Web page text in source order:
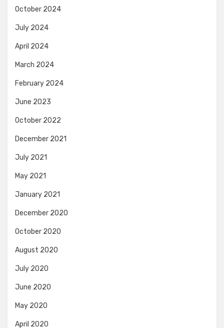
October 2024
July 2024
April 2024
March 2024
February 2024
June 2023
October 2022
December 2021
July 2021
May 2021
January 2021
December 2020
October 2020
August 2020
July 2020
June 2020
May 2020
April 2020